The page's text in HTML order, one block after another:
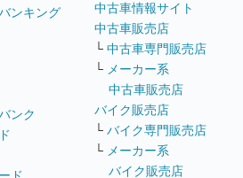
ンキング
ンク
中古車情報サイト
中古車販売店
└ 中古車専門販売店
└ メーカー系
中古車販売店
バイク販売店
└ バイク専門販売店
└ メーカー系
バイク販売店